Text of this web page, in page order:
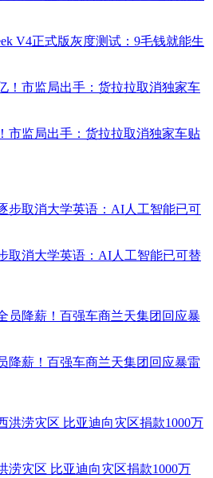
V4正式版灰度测试：9毛钱就能生
市监局出手：货拉拉取消独家车贴
取消大学英语：AI人工智能已可替
降薪！百强车商兰天集团回应暴雷
涝灾区 比亚迪向灾区捐款1000万